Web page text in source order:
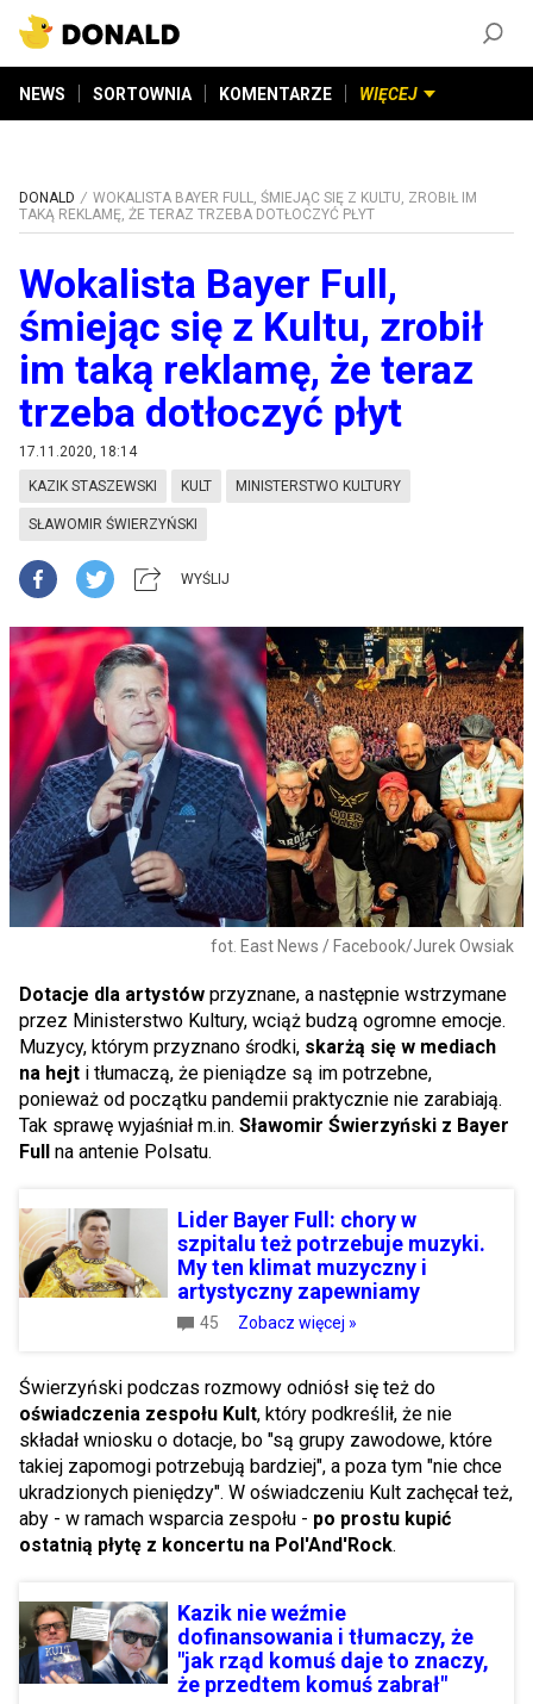
NEWS SORTOWNIA KOMENTARZE WIĘCEJ
DONALD
WOKALISTA BAYER FULL, ŚMIEJĄC SIĘ Z KULTU, ZROBIŁ IM
TAKĄ REKLAMĘ, ŻE TERAZ TRZEBA DOTŁOCZYĆ PŁYT
Wokalista Bayer Full,
śmiejąc się z Kultu, zrobił
im taką reklamę, że teraz
trzeba dotłoczyć płyt
17.11.2020, 18:14
KAZIK STASZEWSKI KULT MINISTERSTWO KULTURY
SŁAWOMIR ŚWIERZYŃSKI
WYŚLIJ
fot. East News / Facebook/Jurek Owsiak
Dotacje dla artystów przyznane, a następnie wstrzymane
przez Ministerstwo Kultury, wciąż budzą ogromne emocje.
Muzycy, którym przyznano środki, skarżą się w mediach
na hejt i tłumaczą, że pieniądze są im potrzebne,
ponieważ od początku pandemii praktycznie nie zarabiają.
Tak sprawę wyjaśniał m.in. Sławomir Świerzyński z Bayer
Full na antenie Polsatu.
Lider Bayer Full: chory w
szpitalu też potrzebuje muzyki.
My ten klimat muzyczny i
artystyczny zapewniamy
45 Zobacz więcej »
Świerzyński podczas rozmowy odniósł się też do
oświadczenia zespołu Kult, który podkreślił, że nie
składał wniosku o dotacje, bo "są grupy zawodowe, które
takiej zapomogi potrzebują bardziej", a poza tym "nie chce
ukradzionych pieniędzy". W oświadczeniu Kult zachęcał też,
aby - w ramach wsparcia zespołu - po prostu kupić
ostatnią płytę z koncertu na Pol'And'Rock.
Kazik nie weźmie
dofinansowania i tłumaczy, że
"jak rząd komuś daje to znaczy,
że przedtem komuś zabrał"